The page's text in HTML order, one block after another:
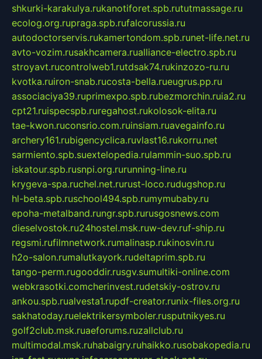
shkurki-karakulya.rukanotiforet.spb.rututmassage.ru
ecolog.org.rupraga.spb.rufalcorussia.ru
autodoctorservis.rukamertondom.spb.runet-life.net.ru
avto-vozim.rusakhcamera.rualliance-electro.spb.ru
stroyavt.rucontrolweb1.rutdsak74.rukinzozo-ru.ru
kvotka.ruiron-snab.rucosta-bella.rueugrus.pp.ru
associaciya39.ruprimexpo.spb.rubezmorchin.ruia2.ru
cpt21.ruispecspb.ruregahost.rukolosok-elita.ru
tae-kwon.ruconsrio.com.ruinsiam.ruavegainfo.ru
archery161.rubigencyclica.ruvlast16.rukorru.net
sarmiento.spb.suextelopedia.rulammin-suo.spb.ru
iskatour.spb.rusnpi.org.rurunning-line.ru
krygeva-spa.ruchel.net.rurust-loco.rudugshop.ru
hl-beta.spb.ruschool494.spb.rumymubaby.ru
epoha-metalband.rungr.spb.rurusgosnews.com
dieselvostok.ru24hostel.msk.ruw-dev.ruf-ship.ru
regsmi.rufilmnetwork.rumalinasp.rukinosvin.ru
h2o-salon.rumalutkayork.rudeltaprim.spb.ru
tango-perm.rugooddir.rusgv.sumultiki-online.com
webkrasotki.comcherinvest.rudetskiy-ostrov.ru
ankou.spb.rualvesta1.rupdf-creator.runix-files.org.ru
sakhatoday.ruelektrikersymboler.rusputnikyes.ru
golf2club.msk.ruaeforums.ruzallclub.ru
multimodal.msk.ruhabaigry.ruhaikko.rusobakopedia.ru